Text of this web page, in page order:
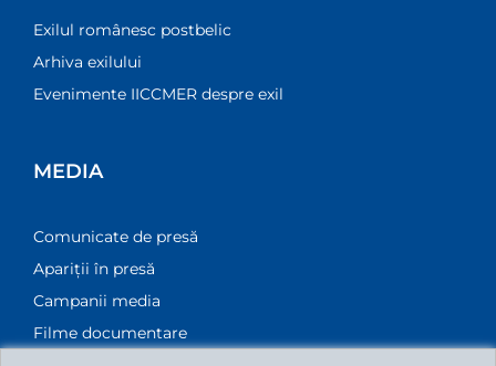
Exilul românesc postbelic
Arhiva exilului
Evenimente IICCMER despre exil
MEDIA
Comunicate de presă
Apariții în presă
Campanii media
Filme documentare